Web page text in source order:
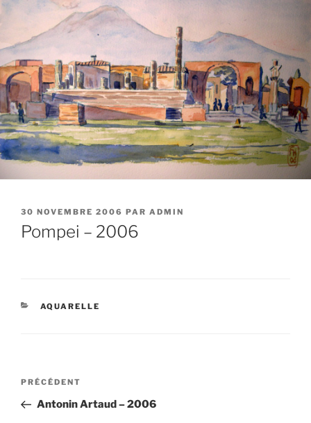
PUBLIÉ
LE
30 NOVEMBRE 2006 PAR ADMIN
Pompei – 2006
CATÉGORIES
AQUARELLE
Navigation
l’article
Article
précédent
PRÉCÉDENT
Antonin Artaud – 2006